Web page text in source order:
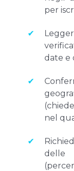
per
date e
nel
delle